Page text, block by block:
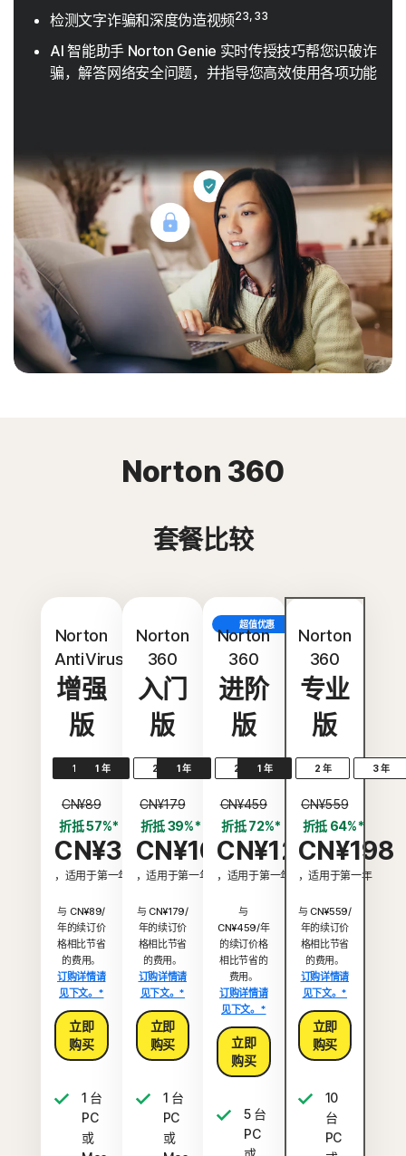
检测文字诈骗和深度伪造视频23, 33
AI 智能助手 Norton Genie 实时传授技巧帮您识破诈
骗，解答网络安全问题，并指导您高效使用各项功能
Norton 360
套餐比较
Norton
AntiVirus
增强
版
1 年
CN¥89
折抵 57%*
CN¥38
，适用于第一年
与 CN¥89/
年的续订价
格相比节省
的费用。
订购详情请
见下文。*
立即
购买
1 台
PC
或
Norton
360
入门
版
1 年 2 年
CN¥179
折抵 39%*
CN¥108
，适用于第一年
与 CN¥179/
年的续订价
格相比节省
的费用。
订购详情请
见下文。*
立即
购买
1 台
PC
或
超值优惠
Norton
360
进阶
版
1 年 2 年
CN¥459
折抵 72%*
CN¥128
，适用于第一年
与
CN¥459/年
的续订价格
相比节省的
费用。
订购详情请
见下文。*
立即
购买
5 台
PC
Norton
360
专业
版
1 年 2 年 3 年
CN¥559
折抵 64%*
CN¥198
，适用于第一年
与 CN¥559/
年的续订价
格相比节省
的费用。
订购详情请
见下文。*
立即
购买
10
台
PC